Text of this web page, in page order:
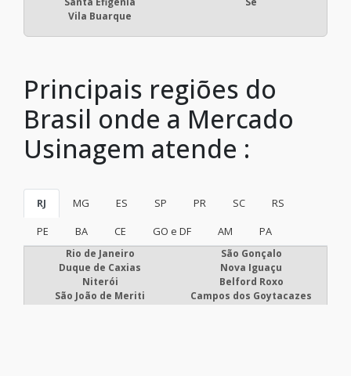
Vila Buarque
Principais regiões do
Brasil onde a Mercado
Usinagem atende :
RJ MG ES SP PR SC
RS
PE
BA CE GO e DF AM PA
Rio de Janeiro
São Gonçalo
Duque de Caxias
Nova Iguaçu
Niterói
Belford Roxo
São João de Meriti
Campos dos Goytacazes